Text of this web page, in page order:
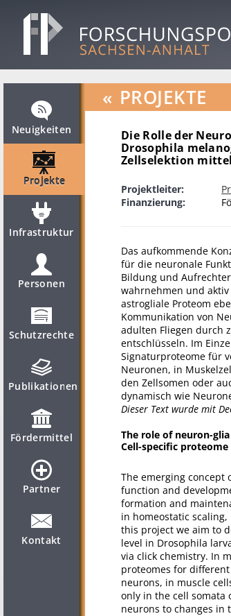
Neuigkeiten
Projekte
Infrastruktur
Personen
Schutzrechte
Publikationen
Fördermittel
Partner
Kontakt
« PROJEKTE
Die Rolle der
Drosophila
Zellselektion
Projektleiter:
Finanzierung:
Das aufkommende
für die neuronale
Bildung und
wahrnehmen und
astrogliale Proteom
Kommunikation von
adulten Fliegen durch
entschlüsseln. Im
Signaturproteome für
Neuronen, in
den Zellsomen oder
dynamisch wie
Dieser Text wurde mit
The role of neuron-
Cell-specific
The emerging
function and
formation and
in homeostatic
this project we aim to
level in Drosophila
via click chemistry. In
proteomes for
neurons, in muscle
only in the cell somata
neurons to changes in